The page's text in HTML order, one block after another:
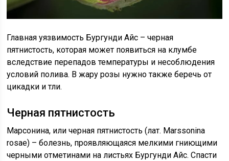
Главная уязвимость Бургунди Айс – черная
пятнистость, которая может появиться на клумбе
вследствие перепадов температуры и несоблюдения
условий полива. В жару розы нужно также беречь от
цикадки и тли.
Черная пятнистость
Марсонина, или черная пятнистость (лат. Marssonina
rosae) – болезнь, проявляющаяся мелкими гниющими
черными отметинами на листьях Бургунди Айс. Спасти